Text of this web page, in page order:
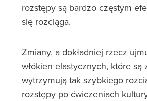
rozstępy są bardzo częstym
się rozciąga.
Zmiany, a dokładniej rzecz
włókien elastycznych, które są
wytrzymują tak szybkiego
rozstępy po ćwiczeniach